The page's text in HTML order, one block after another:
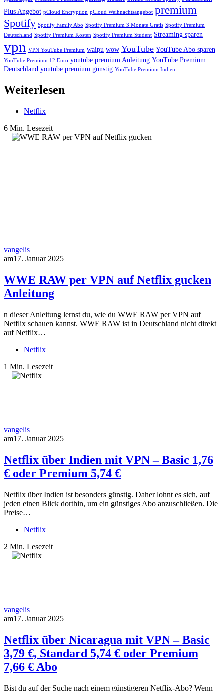
Plus Angebot pCloud Encryption pCloud Weihnachtsangebot premium
Spotify Spotify Family Abo Spotify Premium 3 Monate Gratis Spotify Premium
Deutschland Spotify Premium Kosten Spotify Premium Student Streaming sparen
vpn VPN YouTube Premium waipu wow YouTube YouTube Abo sparen
YouTube Premium 12 Euro youtube premium Anleitung YouTube Premium
Deutschland youtube premium günstig YouTube Premium Indien
Weiterlesen
Netflix
6 Min. Lesezeit
vangelis
am17. Januar 2025
WWE RAW per VPN auf Netflix gucken
Anleitung
n dieser Anleitung lernst du, wie du WWE RAW per VPN auf
Netflix schauen kannst. WWE RAW ist in Deutschland nicht direkt
auf Netflix…
Netflix
1 Min. Lesezeit
vangelis
am17. Januar 2025
Netflix über Indien mit VPN – Basic 1,76
€ oder Premium 5,74 €
Netflix über Indien ist besonders günstig. Daher lohnt es sich, auf
jeden einen Blick dorthin, um ein günstiges Abo anzuschließen. Die
Preise…
Netflix
2 Min. Lesezeit
vangelis
am17. Januar 2025
Netflix über Nicaragua mit VPN – Basic
3,79 €, Standard 5,74 € oder Premium
7,66 € Abo
Bist du auf der Suche nach einem günstigeren Netflix-Abo? Wenn